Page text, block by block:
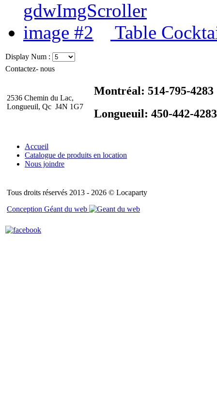
Table
Display Num :
Contactez- nous
2536 Chemin du Lac,
Longueuil, Qc J4N 1G7
Montréal: 514-795-4283
Longueuil: 450-442-4283
Accueil
Catalogue de produits en location
Nous joindre
Tous droits réservés 2013 - 2026 © Locaparty
Conception Géant du web